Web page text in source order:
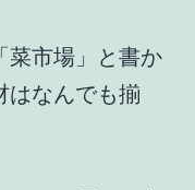
菜市場」と書か
はなんでも揃